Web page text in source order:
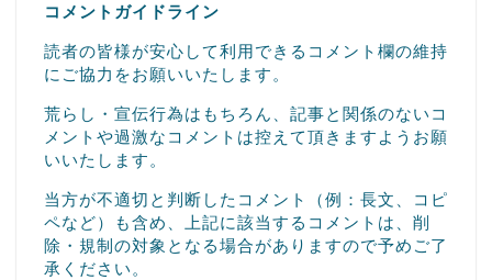
コメントガイドライン
読者の皆様が安心して利用できるコメント欄の維持
にご協力をお願いいたします。
荒らし・宣伝行為はもちろん、記事と関係のないコ
メントや過激なコメントは控えて頂きますようお願
いいたします。
当方が不適切と判断したコメント（例：長文、コピ
ペなど）も含め、上記に該当するコメントは、削
除・規制の対象となる場合がありますので予めご了
承ください。